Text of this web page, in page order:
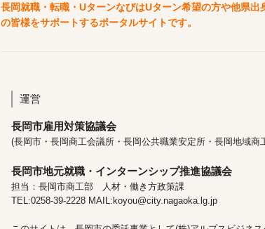
長岡就職・転職・UターンなびはUターン希望の方や他県
の皆様をサポートするポータルサイトです。
運営
長岡市雇用対策協議会
(長岡市・長岡商工会議所・長岡公共職業安定所・長岡地域商
長岡市地元就職・インターンシップ推進協議会
担当：長岡市商工部 人材・働き方政策課
TEL:0258-39-2228 MAIL:koyou@city.nagaoka.lg.jp